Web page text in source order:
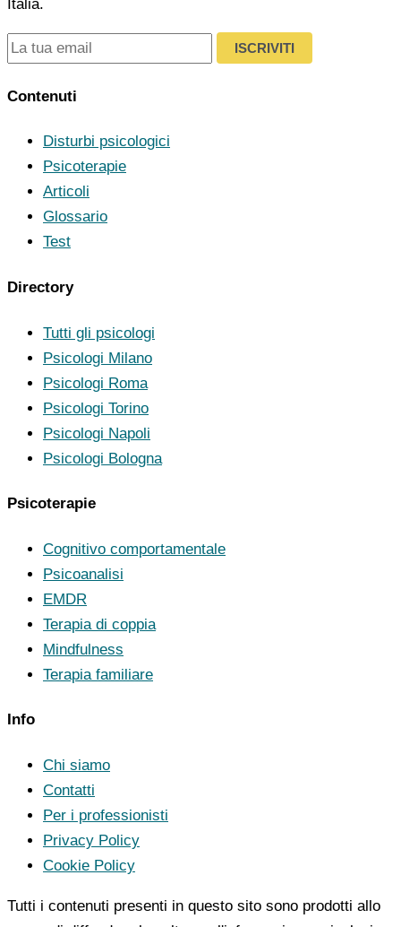
Italia.
ISCRIVITI
Contenuti
Disturbi psicologici
Psicoterapie
Articoli
Glossario
Test
Directory
Tutti gli psicologi
Psicologi Milano
Psicologi Roma
Psicologi Torino
Psicologi Napoli
Psicologi Bologna
Psicoterapie
Cognitivo comportamentale
Psicoanalisi
EMDR
Terapia di coppia
Mindfulness
Terapia familiare
Info
Chi siamo
Contatti
Per i professionisti
Privacy Policy
Cookie Policy
Tutti i contenuti presenti in questo sito sono prodotti allo